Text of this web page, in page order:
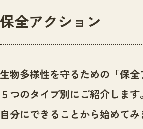
センター紹介
センター紹介TOP
サイトポリシー
ニュース
ニュースTOP
市の取組み
いきものガイド
保全アクション
生物多様性を守るための「保全
５つのタイプ別にご紹介します。
自分にできることから始めてみ